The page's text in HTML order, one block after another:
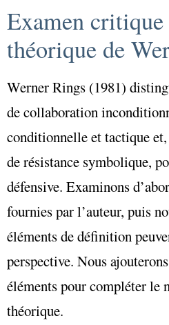
Examen critique
théorique de
Werner Rings (1981)
de collaboration
conditionnelle et tactique
de résistance symbolique,
défensive. Examinons
fournies par l’auteur, puis
éléments de définition
perspective. Nous
éléments pour compléter le
théorique.